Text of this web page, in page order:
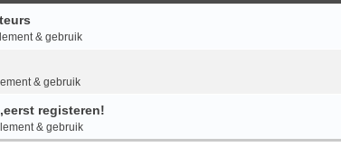
& gebruik
& gebruik
registeren!
& gebruik